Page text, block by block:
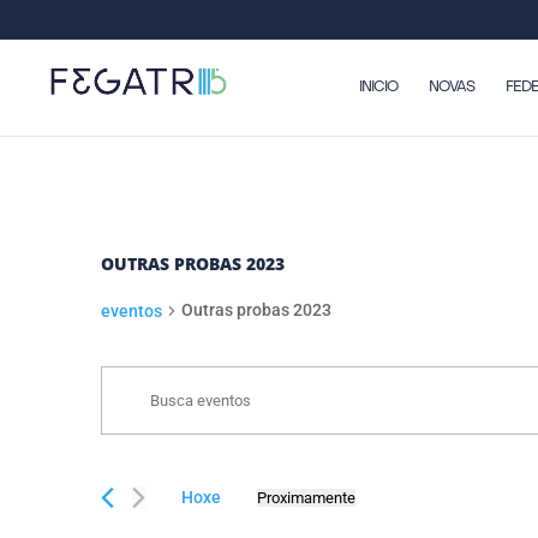
INICIO NOVAS
OUTRAS PROBAS 2023
eventos Outras probas 2023
EVENTOS
NAVEGACIÓN
BUSCA
E
VISTAS
eventos
Hoxe Proximamente